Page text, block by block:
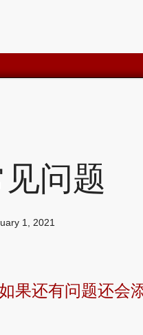
问题
1, 2021
果还有问题还会